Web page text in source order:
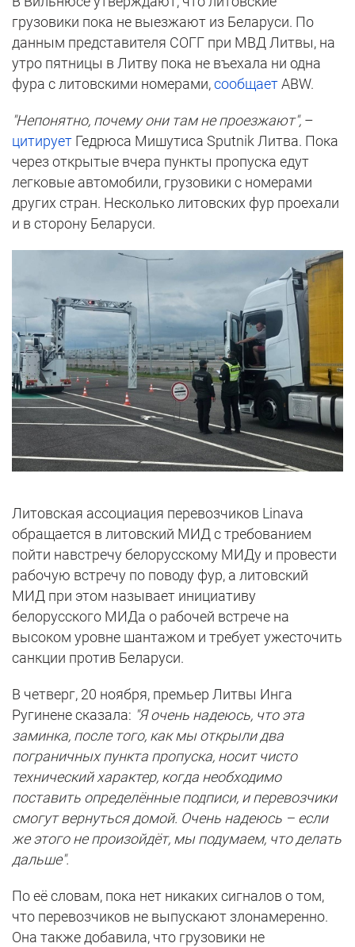
грузовики пока не выезжают из Беларуси. По
данным представителя СОГГ при МВД Литвы, на
утро пятницы в Литву пока не въехала ни одна
фура с литовскими номерами,сообщаетABW.
"Непонятно, почему они там не проезжают", –
цитирует Гедрюса Мишутиса Sputnik Литва. Пока
через открытые вчера пункты пропуска едут
легковые автомобили, грузовики с номерами
других стран. Несколько литовских фур проехали
и в сторону Беларуси.
Литовская ассоциация перевозчиков Linava
обращается в литовский МИД с требованием
пойти навстречу белорусскому МИДу и провести
рабочую встречу по поводу фур, а литовский
МИД при этом называет инициативу
белорусского МИДа о рабочей встрече на
высоком уровне шантажом и требует ужесточить
санкции против Беларуси.
В четверг, 20 ноября, премьер Литвы Инга
Ругинене сказала: "Я очень надеюсь, что эта
заминка, после того, как мы открыли два
пограничных пункта пропуска, носит чисто
технический характер, когда необходимо
поставить определённые подписи, и перевозчики
смогут вернуться домой. Очень надеюсь – если
же этого не произойдёт, мы подумаем, что делать
дальше".
По её словам, пока нет никаких сигналов о том,
что перевозчиков не выпускают злонамеренно.
Она также добавила, что грузовики не